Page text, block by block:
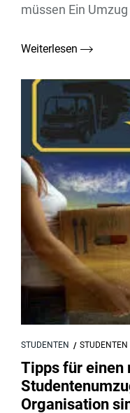
müssen Ein
Weiterlesen
STUDENTEN STUDENTEN
Tipps für einen
Organisation